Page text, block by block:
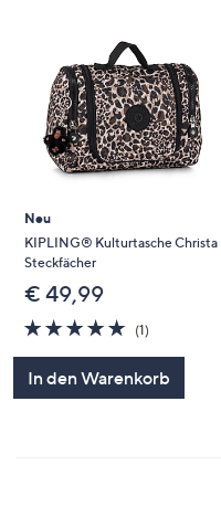
Neu
KIPLING® Kulturtasche Christa
Steckfächer
€ 49,99
5.0
von
(1)1
In den Warenkorb